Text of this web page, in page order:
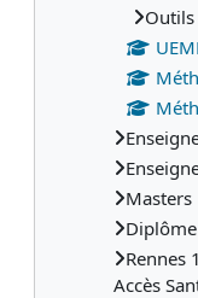
Masters
Rennes
Accès